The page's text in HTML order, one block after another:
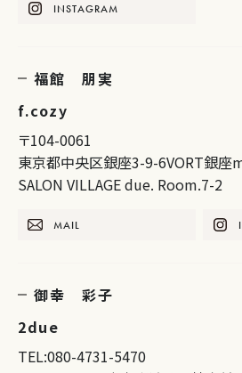
INSTAGRAM
福館 朋実
f.cozy
〒104-0061
東京都中央区銀座3-9-6VORT銀座
SALON VILLAGE due. Room.7-2
MAIL
御幸 彩子
2due
TEL:080-4731-5470